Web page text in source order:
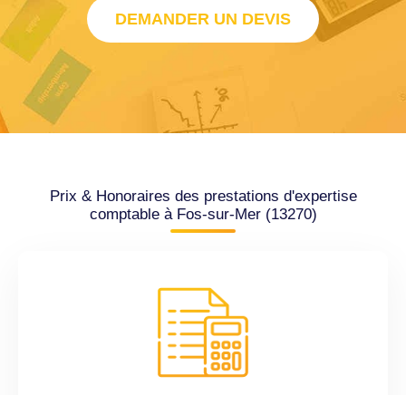
DEMANDER UN DEVIS
Prix & Honoraires des prestations d'expertise
comptable à Fos-sur-Mer (13270)